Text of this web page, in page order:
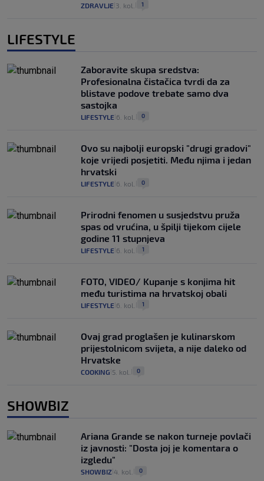
ZDRAVLJE 3. kol. 1
LIFESTYLE
Zaboravite skupa sredstva:
Profesionalna čistačica tvrdi da za
blistave podove trebate samo dva
sastojka
LIFESTYLE 6. kol. 0
Ovo su najbolji europski "drugi gradovi"
koje vrijedi posjetiti. Među njima i jedan
hrvatski
LIFESTYLE 6. kol. 0
Prirodni fenomen u susjedstvu pruža
spas od vrućina, u špilji tijekom cijele
godine 11 stupnjeva
LIFESTYLE 6. kol. 1
FOTO, VIDEO/ Kupanje s konjima hit
među turistima na hrvatskoj obali
LIFESTYLE 6. kol. 1
Ovaj grad proglašen je kulinarskom
prijestolnicom svijeta, a nije daleko od
Hrvatske
COOKING 5. kol. 0
SHOWBIZ
Ariana Grande se nakon turneje povlači
iz javnosti: "Dosta joj je komentara o
izgledu"
SHOWBIZ 4. kol. 0